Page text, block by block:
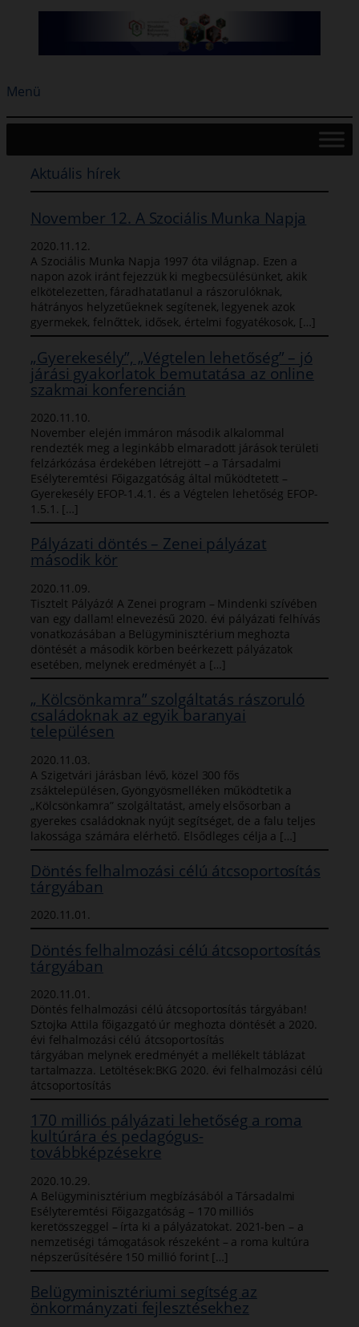
Menü
Aktuális hírek
November 12. A Szociális Munka Napja
2020.11.12.
A Szociális Munka Napja 1997 óta világnap. Ezen a
napon azok iránt fejezzük ki megbecsülésünket, akik
elkötelezetten, fáradhatatlanul a rászorulóknak,
hátrányos helyzetűeknek segítenek, legyenek azok
gyermekek, felnőttek, idősek, értelmi fogyatékosok, […]
„Gyerekesély”, „Végtelen lehetőség” – jó
járási gyakorlatok bemutatása az online
szakmai konferencián
2020.11.10.
November elején immáron második alkalommal
rendezték meg a leginkább elmaradott járások területi
felzárkózása érdekében létrejött – a Társadalmi
Esélyteremtési Főigazgatóság által működtetett –
Gyerekesély EFOP-1.4.1. és a Végtelen lehetőség EFOP-
1.5.1. […]
Pályázati döntés – Zenei pályázat
második kör
2020.11.09.
Tisztelt Pályázó! A Zenei program – Mindenki szívében
van egy dallam! elnevezésű 2020. évi pályázati felhívás
vonatkozásában a Belügyminisztérium meghozta
döntését a második körben beérkezett pályázatok
esetében, melynek eredményét a […]
„ Kölcsönkamra” szolgáltatás rászoruló
családoknak az egyik baranyai
településen
2020.11.03.
A Szigetvári járásban lévő, közel 300 fős
zsáktelepülésen, Gyöngyösmelléken működtetik a
„Kölcsönkamra” szolgáltatást, amely elsősorban a
gyerekes családoknak nyújt segítséget, de a falu teljes
lakossága számára elérhető. Elsődleges célja a […]
Döntés felhalmozási célú átcsoportosítás
tárgyában
2020.11.01.
Döntés felhalmozási célú átcsoportosítás
tárgyában
2020.11.01.
Döntés felhalmozási célú átcsoportosítás tárgyában!
Sztojka Attila főigazgató úr meghozta döntését a 2020.
évi felhalmozási célú átcsoportosítás
tárgyában melynek eredményét a mellékelt táblázat
tartalmazza. Letöltések:BKG 2020. évi felhalmozási célú
átcsoportosítás
170 milliós pályázati lehetőség a roma
kultúrára és pedagógus-
továbbképzésekre
2020.10.29.
A Belügyminisztérium megbízásából a Társadalmi
Esélyteremtési Főigazgatóság – 170 milliós
keretösszeggel – írta ki a pályázatokat. 2021-ben – a
nemzetiségi támogatások részeként – a roma kultúra
népszerűsítésére 150 millió forint […]
Belügyminisztériumi segítség az
önkormányzati fejlesztésekhez